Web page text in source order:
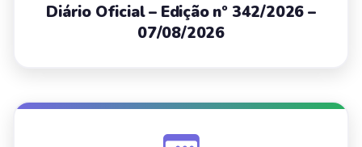
Diário Oficial – Edição nº 342/2026 –
07/08/2026